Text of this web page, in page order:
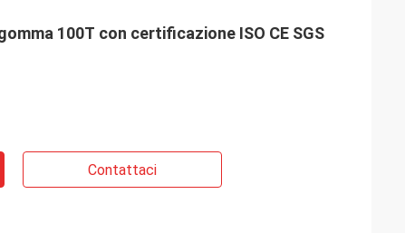
100T con certificazione ISO CE SGS
Contattaci